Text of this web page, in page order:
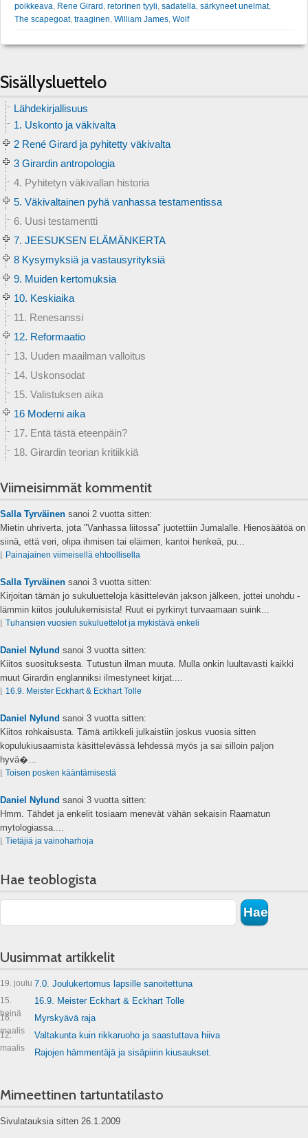
poikkeava Rene Girard retorinen tyyli sadatella särkyneet unelmat,
The scapegoat, traaginen William James Wolf
Sisällysluettelo
Lähdekirjallisuus
1. Uskonto ja väkivalta
2 René Girard ja pyhitetty väkivalta
3 Girardin antropologia
4. Pyhitetyn väkivallan historia
5. Väkivaltainen pyhä vanhassa testamentissa
6. Uusi testamentti
7. JEESUKSEN ELÄMÄNKERTA
8 Kysymyksiä ja vastausyrityksiä
9. Muiden kertomuksia
10. Keskiaika
11. Renesanssi
12. Reformaatio
13. Uuden maailman valloitus
14. Uskonsodat
15. Valistuksen aika
16 Moderni aika
17. Entä tästä eteenpäin?
18. Girardin teorian kritiikkiä
Viimeisimmät kommentit
Salla Tyrväinen sanoi 2 vuotta sitten:
Mietin uhriverta, jota "Vanhassa liitossa" juotettiin Jumalalle. Hienosäätöä on
siinä, että veri, olipa ihmisen tai eläimen, kantoi henkeä, pu...
⌊ Painajainen viimeisellä ehtoollisella
Salla Tyrväinen sanoi 3 vuotta sitten:
Kirjoitan tämän jo sukuluetteloja käsittelevän jakson jälkeen, jottei unohdu -
lämmin kiitos joululukemisista! Ruut ei pyrkinyt turvaamaan suink...
⌊ Tuhansien vuosien sukuluettelot ja mykistävä enkeli
Daniel Nylund sanoi 3 vuotta sitten:
Kiitos suosituksesta. Tutustun ilman muuta. Mulla onkin luultavasti kaikki
muut Girardin englanniksi ilmestyneet kirjat....
⌊ 16.9. Meister Eckhart & Eckhart Tolle
Daniel Nylund sanoi 3 vuotta sitten:
Kiitos rohkaisusta. Tämä artikkeli julkaistiin joskus vuosia sitten
kopulukiusaamista käsittelevässä lehdessä myös ja sai silloin paljon
hyvä�...
⌊ Toisen posken kääntämisestä
Daniel Nylund sanoi 3 vuotta sitten:
Hmm. Tähdet ja enkelit tosiaam menevät vähän sekaisin Raamatun
mytologiassa....
⌊ Tietäjiä ja vainoharhoja
Hae teoblogista
Uusimmat artikkelit
19. joulu 7.0. Joulukertomus lapsille sanoitettuna
15.
heinä
16.9. Meister Eckhart & Eckhart Tolle
16.
maalis
Myrskyävä raja
12.
maalis
Valtakunta kuin rikkaruoho ja saastuttava hiiva
Rajojen hämmentäjä ja sisäpiirin kiusaukset.
Mimeettinen tartuntatilasto
Sivulatauksia sitten 26.1.2009